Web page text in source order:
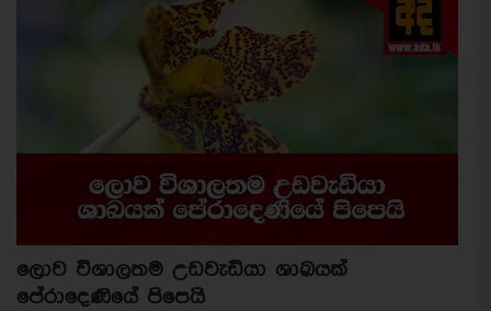
ලොව විශාලතම උඩවැඩියා ශාඛයක්
පේරාදෙණියේ පිපෙයි